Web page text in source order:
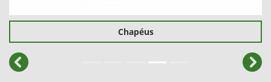
Chapéus
templates.template-